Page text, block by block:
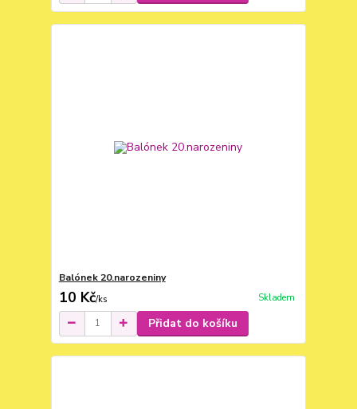
Balónek 20.narozeniny
10 Kč/ks Skladem
Přidat do košíku